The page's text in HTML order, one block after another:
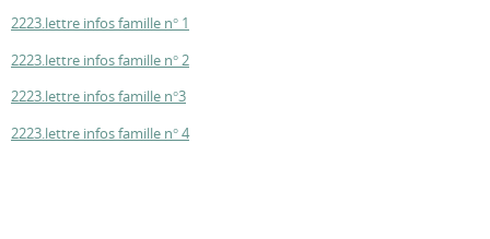
2223.lettre infos famille n° 1
2223.lettre infos famille n° 2
2223.lettre infos famille n°3
2223.lettre infos famille n° 4